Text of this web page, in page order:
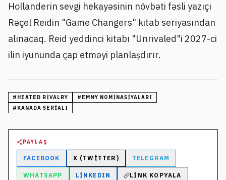
Hollanderin sevgi hekayəsinin növbəti fəsli yazıçı
Rəçel Reidin "Game Changers" kitab seriyasından
alınacaq. Reid yeddinci kitabı "Unrivaled"i 2027-ci
ilin iyununda çap etməyi planlaşdırır.
# HEATED RIVALRY # EMMY NOMINASIYALARI
# KANADA SERIALI
PAYLAŞ
FACEBOOK X (TWITTER) TELEGRAM
WHATSAPP LINKEDIN LINK KOPYALA